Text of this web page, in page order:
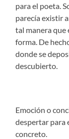
para el poeta.
parecía existir
tal manera que
forma. De
donde se
descubierto.
Emoción o
despertar para
concreto.